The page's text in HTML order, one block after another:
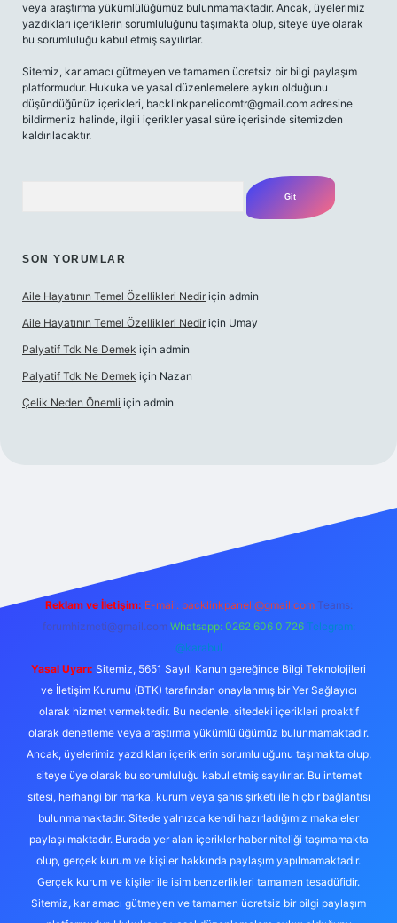
veya araştırma yükümlülüğümüz bulunmamaktadır. Ancak, üyelerimiz
yazdıkları içeriklerin sorumluluğunu taşımakta olup, siteye üye olarak
bu sorumluluğu kabul etmiş sayılırlar.
Sitemiz, kar amacı gütmeyen ve tamamen ücretsiz bir bilgi paylaşım
platformudur. Hukuka ve yasal düzenlemelere aykırı olduğunu
düşündüğünüz içerikleri, backlinkpanelicomtr@gmail.com adresine
bildirmeniz halinde, ilgili içerikler yasal süre içerisinde sitemizden
kaldırılacaktır.
SON YORUMLAR
Aile Hayatının Temel Özellikleri Nedir için admin
Aile Hayatının Temel Özellikleri Nedir için Umay
Palyatif Tdk Ne Demek için admin
Palyatif Tdk Ne Demek için Nazan
Çelik Neden Önemli için admin
Reklam ve İletişim: E-mail: backlinkpaneli@gmail.com Teams:
forumhizmeti@gmail.com Whatsapp: 0262 606 0 726 Telegram:
@karabul
Yasal Uyarı: Sitemiz, 5651 Sayılı Kanun gereğince Bilgi Teknolojileri
ve İletişim Kurumu (BTK) tarafından onaylanmış bir Yer Sağlayıcı
olarak hizmet vermektedir. Bu nedenle, sitedeki içerikleri proaktif
olarak denetleme veya araştırma yükümlülüğümüz bulunmamaktadır.
Ancak, üyelerimiz yazdıkları içeriklerin sorumluluğunu taşımakta olup,
siteye üye olarak bu sorumluluğu kabul etmiş sayılırlar. Bu internet
sitesi, herhangi bir marka, kurum veya şahıs şirketi ile hiçbir bağlantısı
bulunmamaktadır. Sitede yalnızca kendi hazırladığımız makaleler
paylaşılmaktadır. Burada yer alan içerikler haber niteliği taşımamakta
olup, gerçek kurum ve kişiler hakkında paylaşım yapılmamaktadır.
Gerçek kurum ve kişiler ile isim benzerlikleri tamamen tesadüfidir.
Sitemiz, kar amacı gütmeyen ve tamamen ücretsiz bir bilgi paylaşım